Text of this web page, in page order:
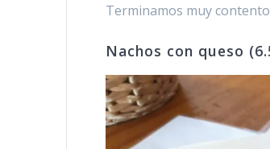
Terminamos muy
Nachos con queso